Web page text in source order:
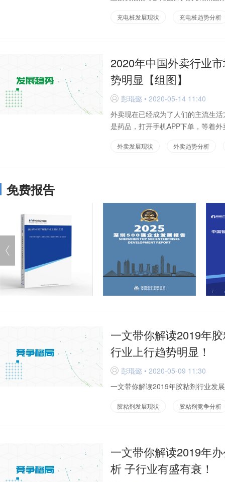
充电桩发展现状 充电桩趋势分析
2020年中国外卖行业
势明显【组图】
D 彭琨懿 • 2020-05-14 11:40
外卖现在已经成为了人们的主流生
是药品，打开手机APP下单，等着
外卖发展现状 外卖趋势分析
免费报告
一文带你解读2019年
行业上行趋势明显！
D 彭琨懿 • 2020-05-09 11:30
一文带你解读2019年胶粘剂行业发
胶粘剂发展现状 胶粘剂竞争分析
一文带你解读2019年
析 子行业有盛有衰！